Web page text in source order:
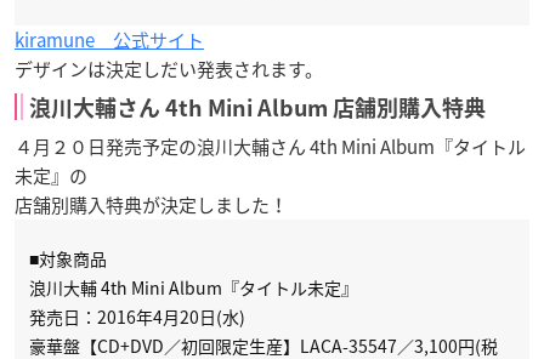
kiramune 公式サイト
デザインは決定しだい発表されます。
浪川大輔さん 4th Mini Album 店舗別購入特典
４月２０日発売予定の浪川大輔さん 4th Mini Album『タイトル
未定』の
店舗別購入特典が決定しました！
■対象商品
浪川大輔 4th Mini Album『タイトル未定』
発売日：2016年4月20日(水)
豪華盤【CD+DVD／初回限定生産】LACA-35547／3,100円(税